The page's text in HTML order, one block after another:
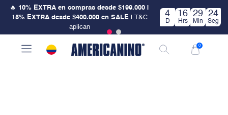
🔥 10% EXTRA en compras desde $199.000 |
15% EXTRA desde $400.000 en SALE| T&C
aplican
4
D
16
Hrs
29
Min
24
Seg
0